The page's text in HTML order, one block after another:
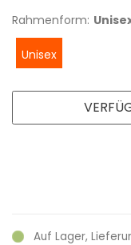
Rahmenform:
Unisex
Auf Lager,